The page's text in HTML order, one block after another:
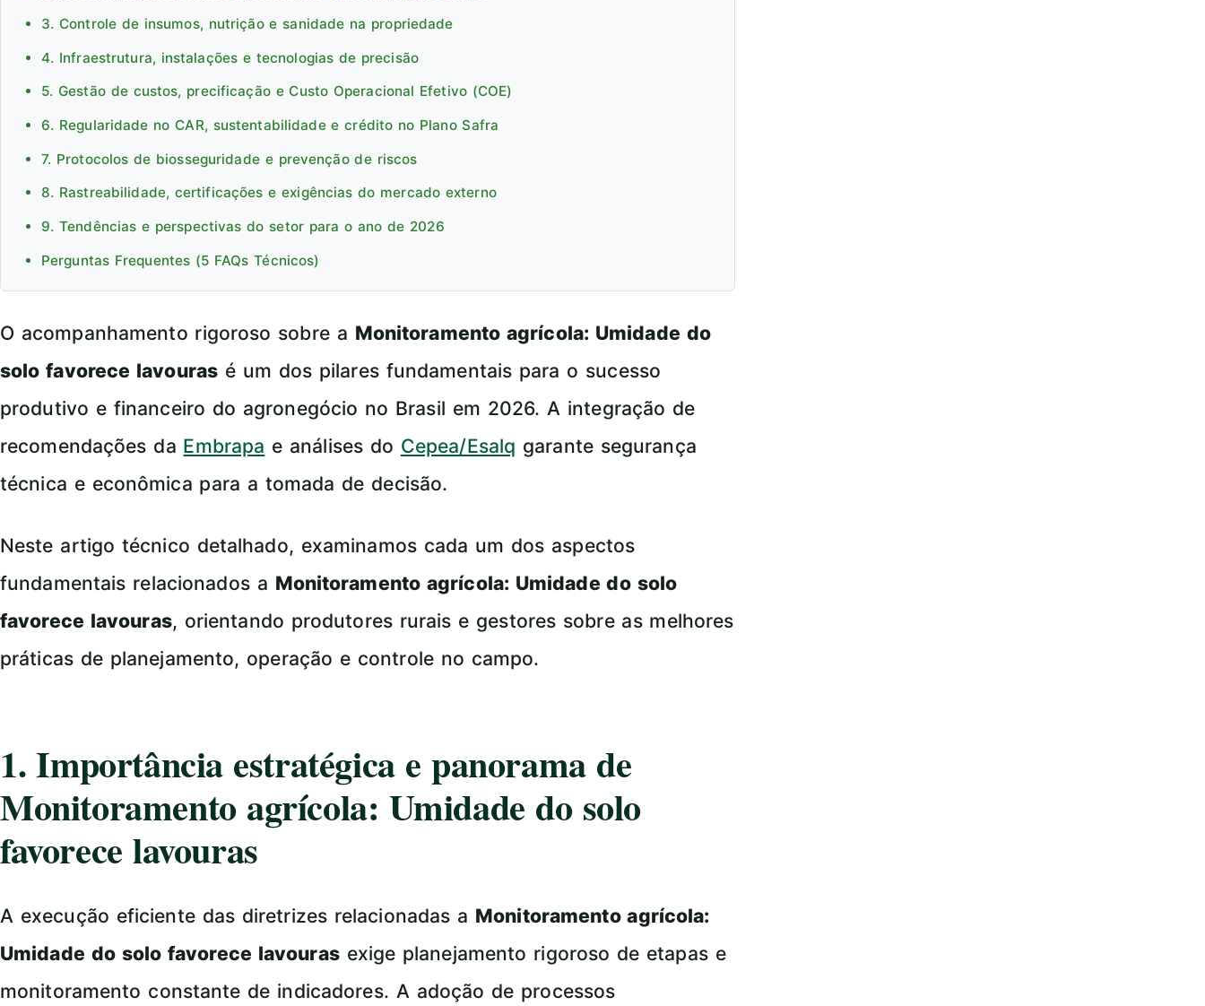
3. Controle de insumos, nutrição e sanidade na propriedade
4. Infraestrutura, instalações e tecnologias de precisão
5. Gestão de custos, precificação e Custo Operacional Efetivo (COE)
6. Regularidade no CAR, sustentabilidade e crédito no Plano Safra
7. Protocolos de biosseguridade e prevenção de riscos
8. Rastreabilidade, certificações e exigências do mercado externo
9. Tendências e perspectivas do setor para o ano de 2026
Perguntas Frequentes (5 FAQs Técnicos)
O acompanhamento rigoroso sobre a Monitoramento agrícola: Umidade do
solo favorece lavouras é um dos pilares fundamentais para o sucesso
produtivo e financeiro do agronegócio no Brasil em 2026. A integração de
recomendações da Embrapa e análises do Cepea/Esalq garante segurança
técnica e econômica para a tomada de decisão.
Neste artigo técnico detalhado, examinamos cada um dos aspectos
fundamentais relacionados a Monitoramento agrícola: Umidade do solo
favorece lavouras, orientando produtores rurais e gestores sobre as melhores
práticas de planejamento, operação e controle no campo.
1. Importância estratégica e panorama de
Monitoramento agrícola: Umidade do solo
favorece lavouras
A execução eficiente das diretrizes relacionadas a Monitoramento agrícola:
Umidade do solo favorece lavourasexige planejamento rigoroso de etapas e
monitoramento constante de indicadores. A adoção de processos